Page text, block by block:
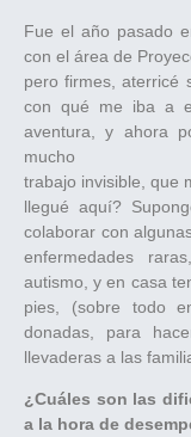
Fue el año pasado
con el área de
pero firmes, aterricé
con qué me iba a
aventura, y ahora
mucho
trabajo invisible, que
llegué aquí?
colaborar con
enfermedades
autismo, y en casa
pies, (sobre todo
donadas, para
llevaderas a las
¿Cuáles son las
a la hora de